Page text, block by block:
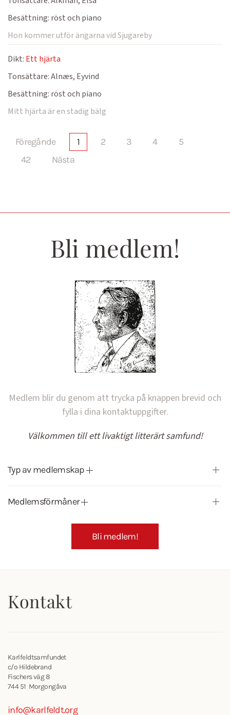
Besättning: röst och piano
Hon kommer utför ängarna vid Sjugareby
Dikt: Ett hjärta
Tonsättare:Alnæs, Eyvind
Besättning: röst och piano
Mitt hjärta är en stadig bälg
Föregånde 1 2 3 4
5
42
Nästa
Bli medlem!
Medlem blir du genom att trycka på knappen brevid och
fylla i dina kontaktuppgifter.
Välkommen till ett livaktigt litterärt samfund!
Typ av medlemskap
Medlemsförmåner
Bli medlem!
Kontakt
Karlfeldtsamfundet
c/o Hildebrand
Fischers väg 8
744 51 Morgongåva
info@karlfeldt.org